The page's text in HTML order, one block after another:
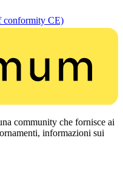
conformity CE)
community che fornisce ai
informazioni sui